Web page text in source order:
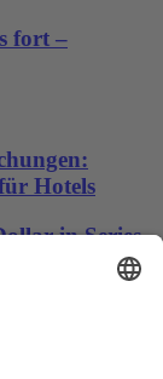
fort –
Hotels
in Series-
für